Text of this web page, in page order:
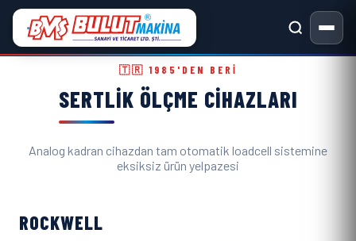
Sertlik Ölçme Cihazları ve
🇹🇷 1985'DEN BERI
SERTLIK ÖLÇME CIHAZLARI
Analog kadran cihazdan tam otomatik loadcell sistemine
eksiksiz ürün yelpazesi
ROCKWELL